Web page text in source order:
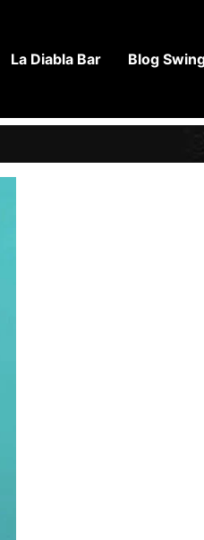
La Diabla Bar Blog